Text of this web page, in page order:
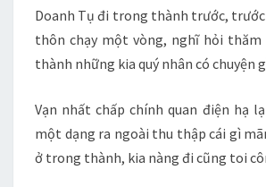
Doanh Tụ đi trong thành trước,
thôn chạy một vòng, nghĩ hỏi
thành những kia quý nhân có chuyện
Vạn nhất chấp chính quan điện hạ
một dạng ra ngoài thu thập cái gì
ở trong thành, kia nàng đi cũng toi